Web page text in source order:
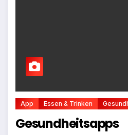
App Essen & Trinken
Gesundheitsapps